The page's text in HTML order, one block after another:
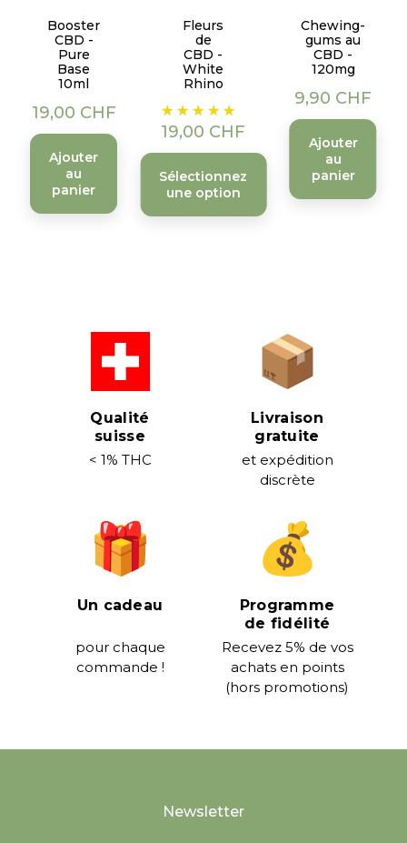
Booster
CBD -
Pure
Base
10ml
Prix
19,00 CHF
Ajouter
au
panier
Fleurs
de
CBD -
White
Rhino
Prix
19,00 CHF
Sélectionnez
une option
Chewing-
gums au
CBD -
120mg
Prix
9,90 CHF
Ajouter
au
panier
Qualité
suisse
< 1% THC
Livraison
gratuite
et expédition
discrète
Un cadeau
pour chaque
commande !
Programme
de fidélité
Recevez 5% de vos
achats en points
(hors promotions)
Newsletter